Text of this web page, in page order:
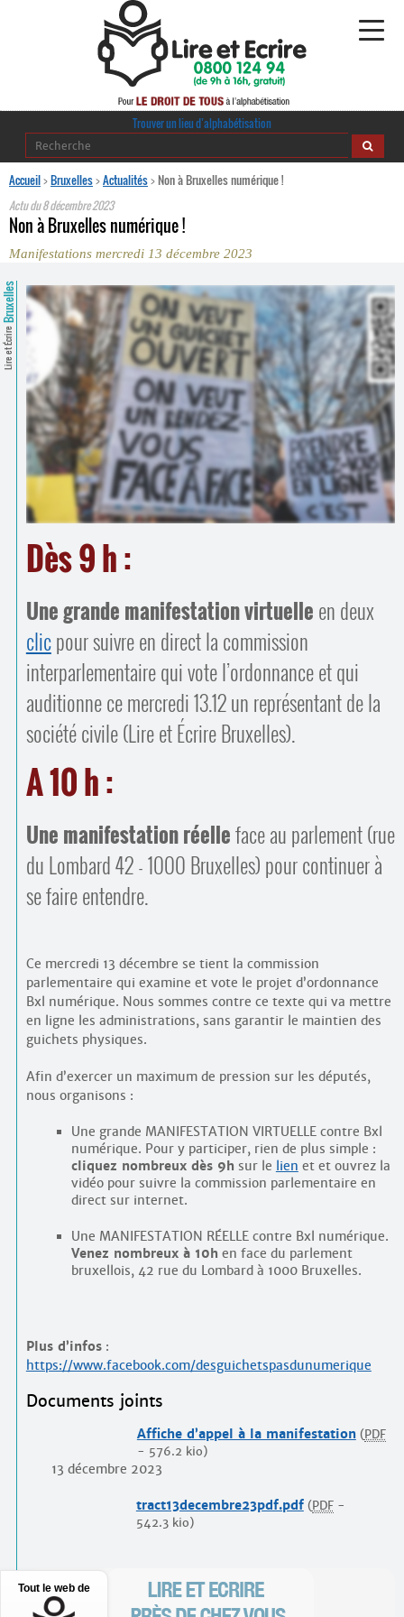
Alphabétisation
Regards croisés
·
Ressources pédagogiques
Comprendre et parler
Bienvenue en Belgique
Espace presse
Contacts
Trouver un lieu d’alphabétisation
Trouver un lieu d’alphabétisation
Accueil>Bruxelles>Actualités>Non à Bruxelles numérique !
Actu du8 décembre 2023
Non à Bruxelles numérique !
Manifestations mercredi 13 décembre 2023
Lire et Écrire
Bruxelles
Dès 9 h :
Une grande manifestation virtuelle en deux
clicpour suivre en direct la commission
interparlementaire qui vote l’ordonnance et qui
auditionne ce mercredi 13.12 un représentant de la
société civile (Lire et Écrire Bruxelles).
A 10 h :
Une manifestation réelleface au parlement (rue
du Lombard 42 - 1000 Bruxelles) pour continuer à
se faire entendre.
Ce mercredi 13 décembre se tient la commission
parlementaire qui examine et vote le projet d’ordonnance
Bxl numérique. Nous sommes contre ce texte qui va mettre
en ligne les administrations, sans garantir le maintien des
guichets physiques.
Afin d’exercer un maximum de pression sur les députés,
nous organisons :
Une grande MANIFESTATION VIRTUELLE contre Bxl
numérique. Pour y participer, rien de plus simple :
cliquez nombreux dès 9h sur le lien et et ouvrez la
vidéo pour suivre la commission parlementaire en
direct sur internet.
Une MANIFESTATION RÉELLE contre Bxl numérique.
Venez nombreux à 10h en face du parlement
bruxellois, 42 rue du Lombard à 1000 Bruxelles.
Plus d’infos:
https://www.facebook.com/desguichetspasdunumerique
Documents joints
Affiche d’appel à la manifestation ( PDF
- 576.2 kio)
13 décembre 2023
tract13decembre23pdf.pdf ( PDF-
542.3 kio)
Tout le web de